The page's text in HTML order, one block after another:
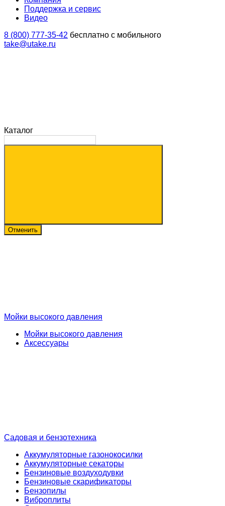
Поддержка и сервис
Видео
8 (800) 777-35-42 бесплатно с мобильного
take@utake.ru
Каталог
Отменить
Мойки высокого давления
Мойки высокого давления
Аксессуары
Садовая и бензотехника
Аккумуляторные газонокосилки
Аккумуляторные секаторы
Бензиновые воздуходувки
Бензиновые скарификаторы
Бензопилы
Виброплиты